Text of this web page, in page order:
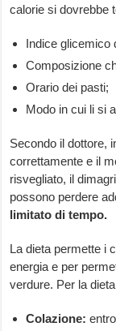
calorie si dovrebbe
Indice glicemico
Composizione
Orario dei pasti;
Modo in cui li si
Secondo il dottore,
correttamente e il
risvegliato, il
possono perdere
limitato di tempo.
La dieta permette i
energia e per
verdure. Per la
Colazione: